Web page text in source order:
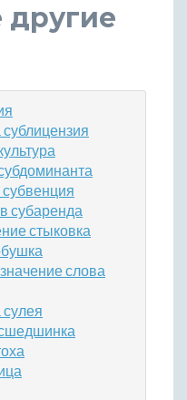
другие
субаренда
стыковка
слова